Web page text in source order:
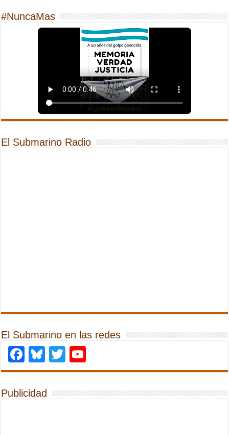
#NuncaMas
El Submarino Radio
El Submarino en las redes
Facebook
Bluesky
Twitter
Publicidad